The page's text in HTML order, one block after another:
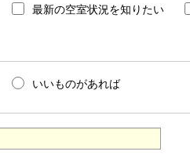
最新の空室状況を知りたい
いいものがあれば